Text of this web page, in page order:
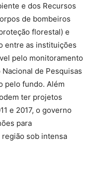
e dos Recursos
de bombeiros
florestal) e
entre as instituições
pelo monitoramento
de Pesquisas
pelo fundo. Além
ter projetos
e 2017, o governo
para
sob intensa